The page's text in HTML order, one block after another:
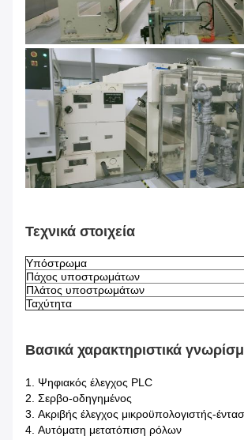
Τεχνικά στοιχεία
Υπόστρωμα
Πάχος υποστρωμάτων
Πλάτος υποστρωμάτων
Ταχύτητα
Βασικά χαρακτηριστικά
1.
Ψηφιακός έλεγχος PLC
2. Σερβο-οδηγημένος
3. Ακριβής έλεγχος μικροϋπολογιστής-
4. Αυτόματη μετατόπιση ρόλων